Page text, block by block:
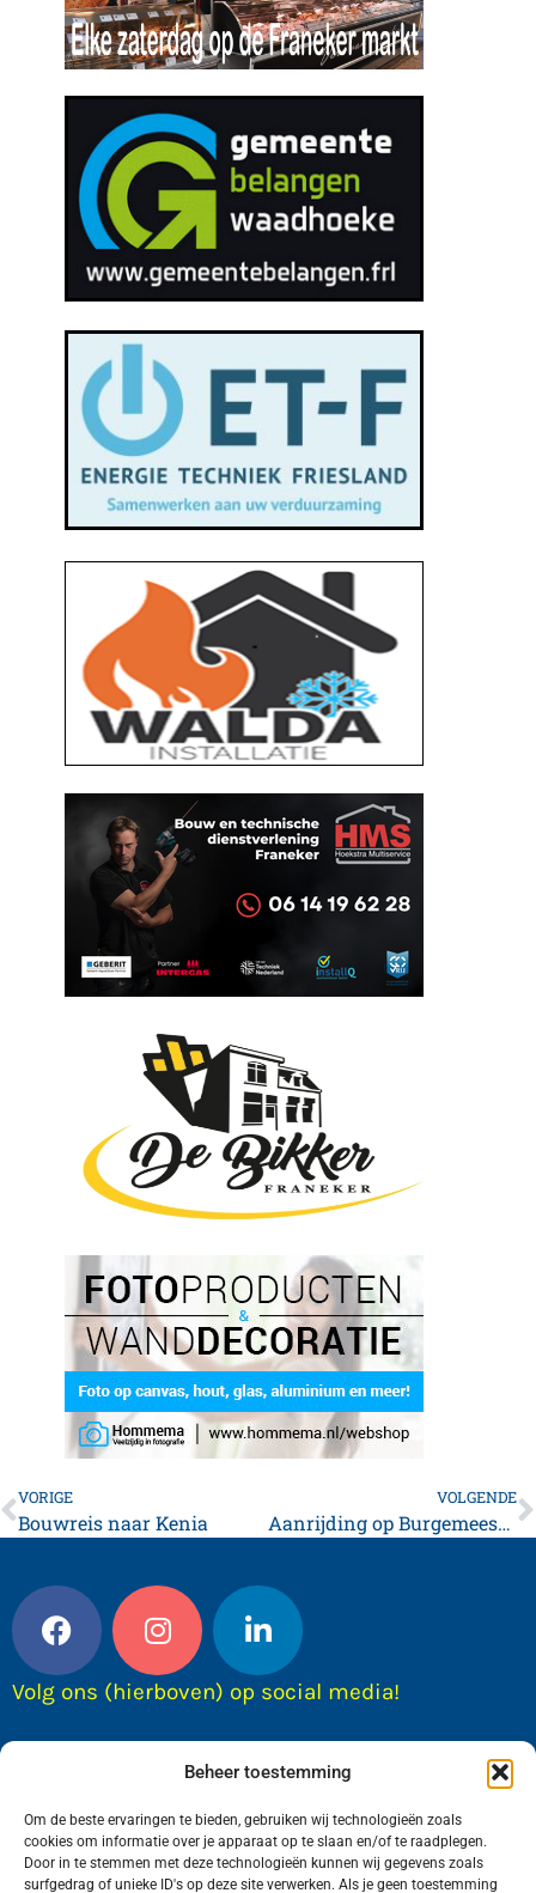
Beheer toestemming
Om de beste ervaringen te bieden, gebruiken wij technologieën zoals
cookies om informatie over je apparaat op te slaan en/of te raadplegen.
Door in te stemmen met deze technologieën kunnen wij gegevens zoals
surfgedrag of unieke ID's op deze site verwerken. Als je geen toestemming
VORIGE
Bouwreis naar Kenia
VOLGENDE
Aanrijding op Burgemeester J. Dijkstraweg in Franeker
Volg ons (hierboven) op social media!